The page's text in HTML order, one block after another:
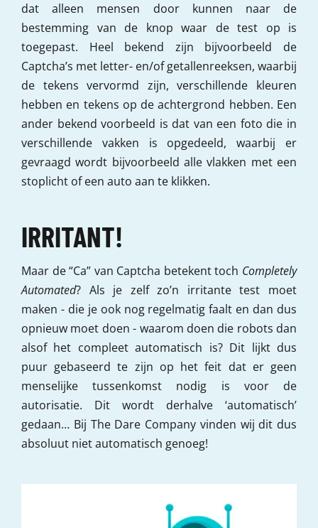
dat alleen mensen door kunnen naar de
bestemming van de knop waar de test op is
toegepast. Heel bekend zijn bijvoorbeeld de
Captcha’s met letter- en/of getallenreeksen, waarbij
de tekens vervormd zijn, verschillende kleuren
hebben en tekens op de achtergrond hebben. Een
ander bekend voorbeeld is dat van een foto die in
verschillende vakken is opgedeeld, waarbij er
gevraagd wordt bijvoorbeeld alle vlakken met een
stoplicht of een auto aan te klikken.
IRRITANT!
Maar de “Ca” van Captcha betekent toch Completely
Automated? Als je zelf zo’n irritante test moet
maken - die je ook nog regelmatig faalt en dan dus
opnieuw moet doen - waarom doen die robots dan
alsof het compleet automatisch is? Dit lijkt dus
puur gebaseerd te zijn op het feit dat er geen
menselijke tussenkomst nodig is voor de
autorisatie. Dit wordt derhalve ‘automatisch’
gedaan… Bij The Dare Company vinden wij dit dus
absoluut niet automatisch genoeg!